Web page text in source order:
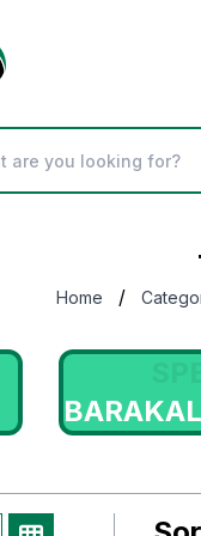
Home /